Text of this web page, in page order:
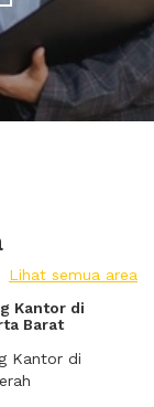
Lihat semua area
Kantor di
Barat
Kantor di